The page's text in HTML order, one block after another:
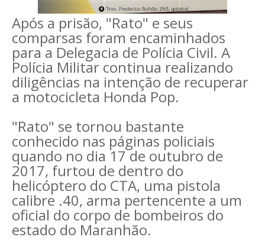
Após a prisão, "Rato" e seus
comparsas foram encaminhados
para a Delegacia de Polícia Civil. A
Polícia Militar continua realizando
diligências na intenção de recuperar
a motocicleta Honda Pop.
"Rato" se tornou bastante
conhecido nas páginas policiais
quando no dia 17 de outubro de
2017, furtou de dentro do
helicóptero do CTA, uma pistola
calibre .40, arma pertencente a um
oficial do corpo de bombeiros do
estado do Maranhão.